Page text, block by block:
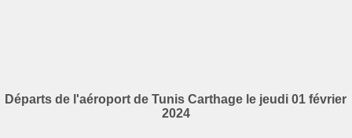
Départs de l'aéroport de Tunis Carthage le jeudi 01 février
2024